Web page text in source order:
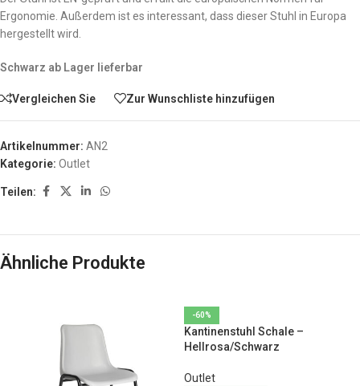
Ergonomie. Außerdem ist es interessant, dass dieser Stuhl in Europa
hergestellt wird.
Schwarz ab Lager lieferbar
Vergleichen Sie Zur Wunschliste hinzufügen
Artikelnummer: AN2
Kategorie: Outlet
Teilen:
Ähnliche Produkte
-60%
Kantinenstuhl Schale –
Hellrosa/Schwarz
Outlet